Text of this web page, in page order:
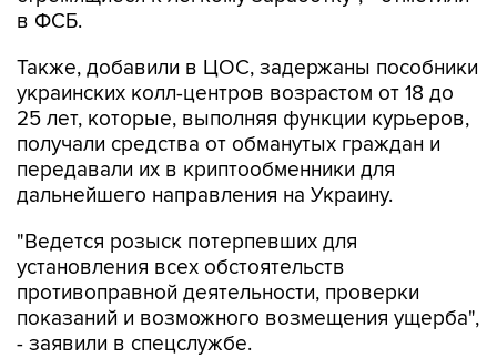
в ФСБ.
Также, добавили в ЦОС, задержаны пособники
украинских колл-центров возрастом от 18 до
25 лет, которые, выполняя функции курьеров,
получали средства от обманутых граждан и
передавали их в криптообменники для
дальнейшего направления на Украину.
"Ведется розыск потерпевших для
установления всех обстоятельств
противоправной деятельности, проверки
показаний и возможного возмещения ущерба",
- заявили в спецслужбе.